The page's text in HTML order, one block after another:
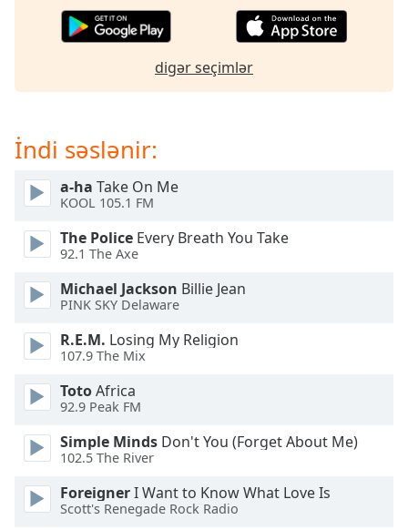
will
close
window.
Text
Color
Opacity
Text
Color
Opacity
Caption
digər seçimlər
İndi səslənir:
a-ha Take On Me
KOOL 105.1 FM
The Police Every Breath You Take
92.1 The Axe
Michael Jackson Billie Jean
PINK SKY Delaware
R.E.M. Losing My Religion
107.9 The Mix
TotoAfrica
92.9 Peak FM
Simple Minds Don't You (Forget About Me)
102.5 The River
ForeignerI Want to Know What Love Is
Scott's Renegade Rock Radio